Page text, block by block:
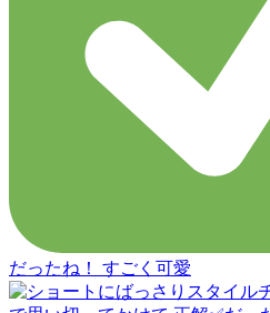
だったね！ すごく可愛